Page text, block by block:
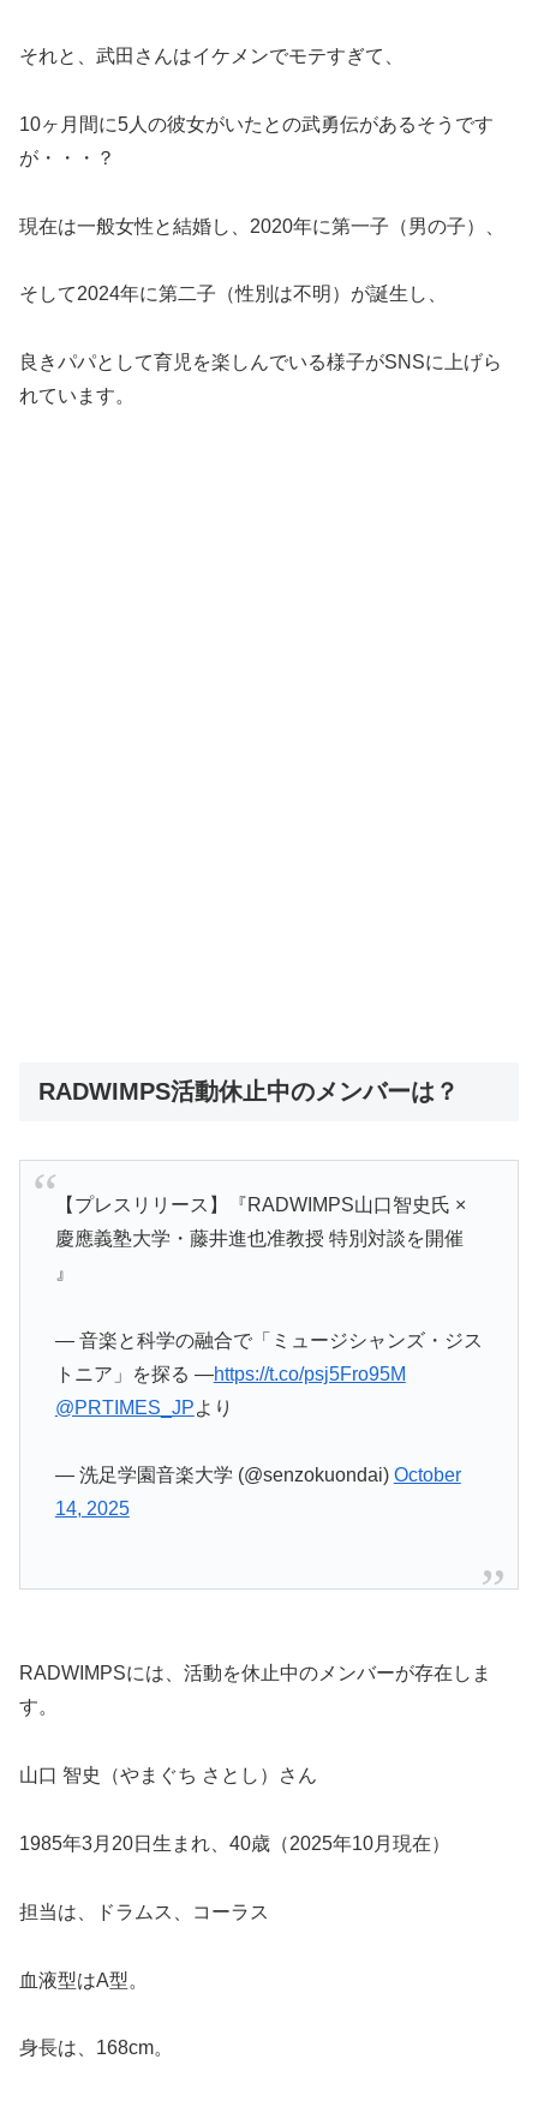
それと、武田さんはイケメンでモテすぎて、
10ヶ月間に5人の彼女がいたとの武勇伝があるそうです
が・・・？
現在は一般女性と結婚し、2020年に第一子（男の子）、
そして2024年に第二子（性別は不明）が誕生し、
良きパパとして育児を楽しんでいる様子がSNSに上げら
れています。
RADWIMPS活動休止中のメンバーは？
【プレスリリース】『RADWIMPS山口智史氏 ×
慶應義塾大学・藤井進也准教授 特別対談を開催
』
― 音楽と科学の融合で「ミュージシャンズ・ジス
トニア」を探る ―https://t.co/psj5Fro95M
@PRTIMES_JPより
— 洗足学園音楽大学 (@senzokuondai) October
14, 2025
RADWIMPSには、活動を休止中のメンバーが存在しま
す。
山口 智史（やまぐち さとし）さん
1985年3月20日生まれ、40歳（2025年10月現在）
担当は、ドラムス、コーラス
血液型はA型。
身長は、168cm。